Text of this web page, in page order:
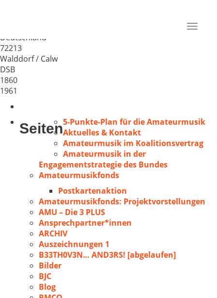
Toggle
Deutschland
72213
Walddorf / Calw
DSB
1860
1961
Seiten5-Punkte-Plan für die Amateurmusik
Aktuelles & Kontakt
Amateurmusik im Koalitionsvertrag
Amateurmusik in der
Engagementstrategie des Bundes
Amateurmusikfonds
Postkartenaktion
Amateurmusikfonds: Projektvorstellungen
AMU – Die 3 PLUS
Ansprechpartner*innen
ARCHIV
Auszeichnungen 1
B33TH0V3N… AND3RS! [abgelaufen]
Bilder
BJC
Blog